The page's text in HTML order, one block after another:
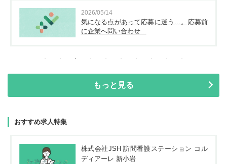
2026/05/14
気になる点があって応募に迷う…。応募前
に企業へ問い合わせ...
もっと見る
おすすめ求人特集
株式会社JSH 訪問看護ステーション コル
ディアーレ 新小岩